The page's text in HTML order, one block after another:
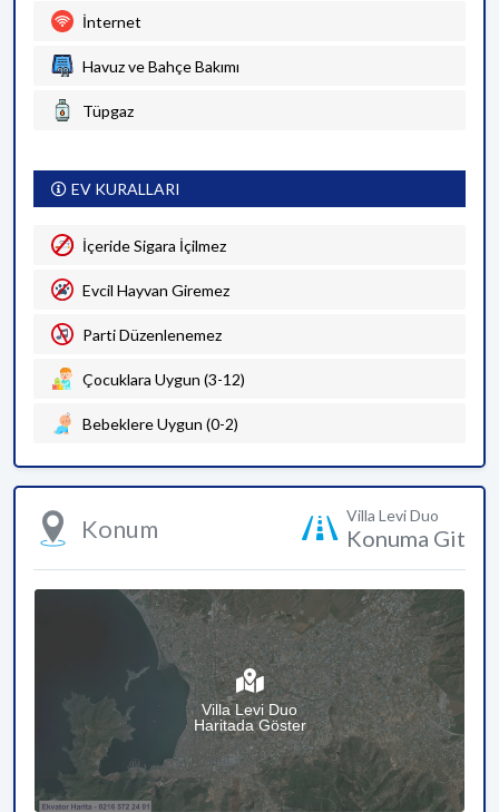
İnternet
Havuz ve Bahçe Bakımı
Tüpgaz
EV KURALLARI
İçeride Sigara İçilmez
Evcil Hayvan Giremez
Parti Düzenlenemez
Çocuklara Uygun (3-12)
Bebeklere Uygun (0-2)
Konum Villa Levi Duo
Konuma Git
Villa Levi Duo
Haritada Göster